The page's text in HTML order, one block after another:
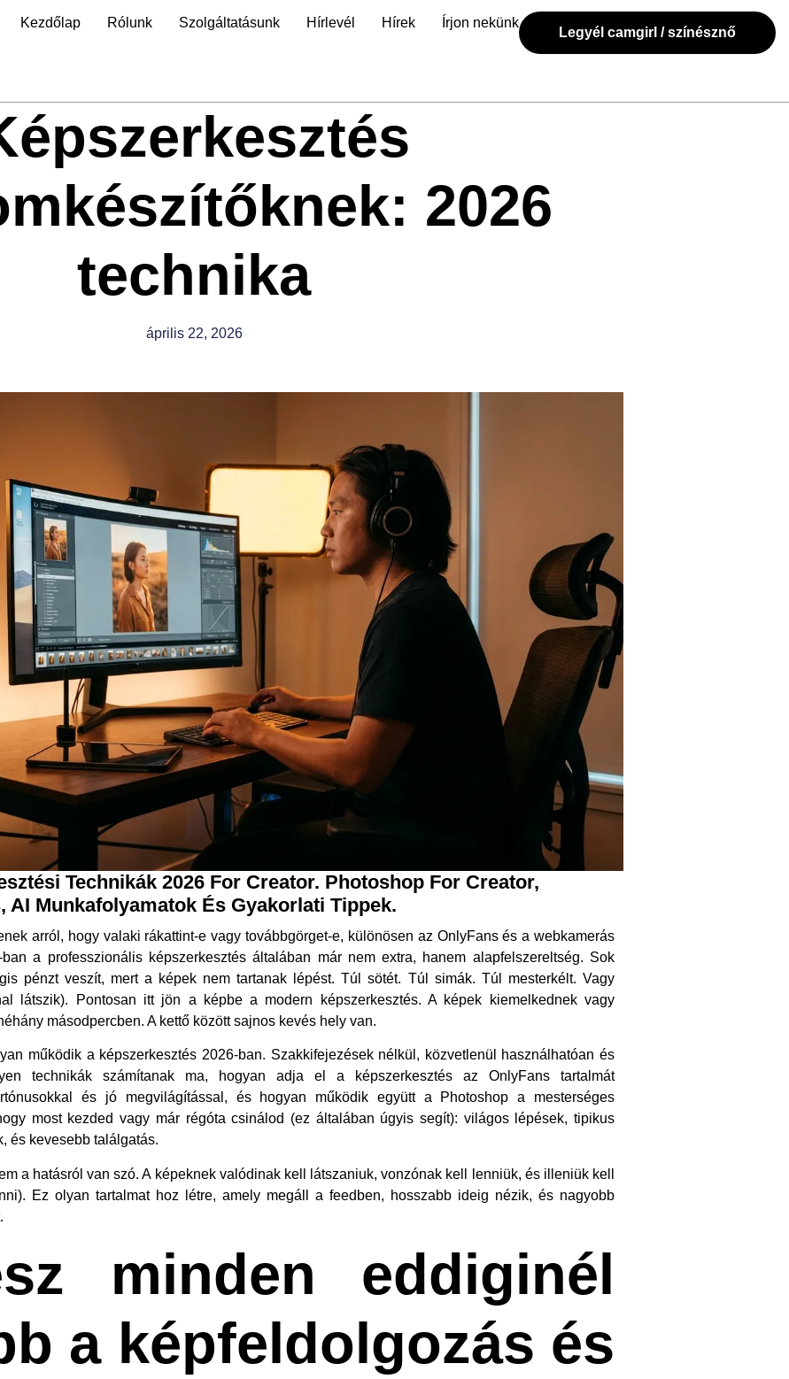
Kezdőlap Rólunk Szolgáltatásunk Hírlevél Hírek Írjon nekünk
Legyél camgirl / színésznő
2026
technika
április 22, 2026
Technikák 2026 For Creator. Photoshop For Creator,
AI Munkafolyamatok És Gyakorlati Tippek.
arról, hogy valaki rákattint-e vagy továbbgörget-e, különösen az OnlyFans és a webkamerás
a professzionális képszerkesztés általában már nem extra, hanem alapfelszereltség. Sok
pénzt veszít, mert a képek nem tartanak lépést. Túl sötét. Túl simák. Túl mesterkélt. Vagy
látszik). Pontosan itt jön a képbe a modern képszerkesztés. A képek kiemelkednek vagy
másodpercben. A kettő között sajnos kevés hely van.
működik a képszerkesztés 2026-ban. Szakkifejezések nélkül, közvetlenül használhatóan és
technikák számítanak ma, hogyan adja el a képszerkesztés az OnlyFans tartalmát
és jó megvilágítással, és hogyan működik együtt a Photoshop a mesterséges
most kezded vagy már régóta csinálod (ez általában úgyis segít): világos lépések, tipikus
és kevesebb találgatás.
a hatásról van szó. A képeknek valódinak kell látszaniuk, vonzónak kell lenniük, és illeniük kell
Ez olyan tartalmat hoz létre, amely megáll a feedben, hosszabb ideig nézik, és nagyobb
minden eddiginél
a képfeldolgozás és